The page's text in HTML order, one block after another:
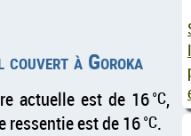
couvert à Goroka
actuelle est de 16°C,
ressentie est de 16°C.